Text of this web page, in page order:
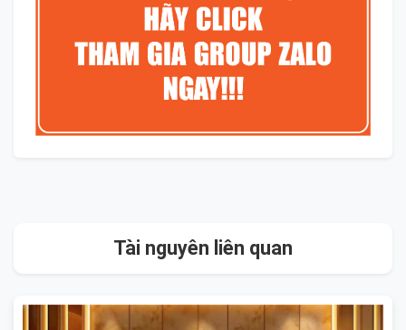
Tài nguyên liên quan